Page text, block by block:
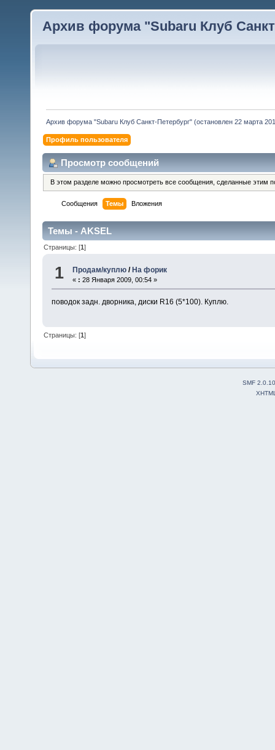
Архив форума "Subaru Клуб
Архив форума "Subaru Клуб Санкт-Петербург" (остановлен 22 марта
Профиль пользователя
Просмотр сообщений
В этом разделе можно просмотреть все сообщения, сделанные этим
Сообщения Темы Вложения
Темы - AKSEL
Страницы: [1]
1 Продам/куплю /На форик
« : 28 Января 2009, 00:54 »
поводок задн. дворника, диски R16 (5*100). Куплю.
Страницы: [1]
SMF 2.0.10